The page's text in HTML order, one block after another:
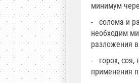
минимум
- солома и
необходим
разложения
- горох, соя,
применения